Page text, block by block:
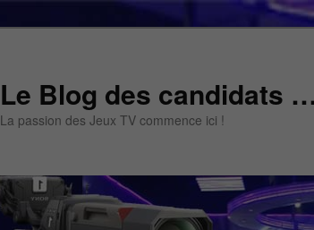
Le Blog des candidats
La passion des Jeux TV commence ici !